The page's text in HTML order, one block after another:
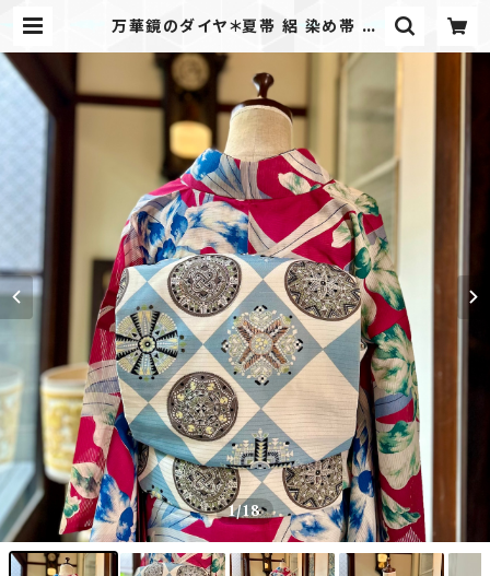
万華鏡のダイヤ＊夏帯 絽 染め帯 ダ
カイブルー ホワイト アンティーク夏
名古屋帯 B736 | kimono tento
1/18